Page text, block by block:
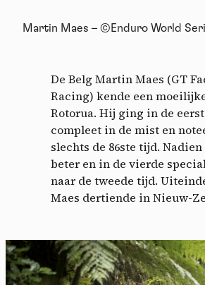
Martin Maes – ©Enduro World
De Belg Martin Maes (GT
Racing) kende een
Rotorua. Hij ging in de
compleet in de mist en
slechts de 86ste tijd.
beter en in de vierde
naar de tweede tijd.
Maes dertiende in Nieuw-